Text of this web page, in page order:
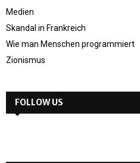
Medien
Skandal in Frankreich
Wie man Menschen programmiert
Zionismus
FOLLOW US